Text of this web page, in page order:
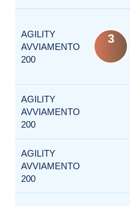
AGILITY
AVVIAMENTO
200
3
AGILITY
AVVIAMENTO
200
AGILITY
AVVIAMENTO
200